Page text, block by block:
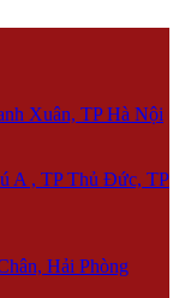
Xuân, TP Hà Nội
A , TP Thủ Đức, TP
Hải Phòng